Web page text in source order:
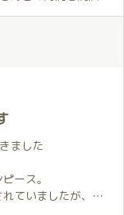
った「膝枕での耳
次第に意識がふわ
、穂香さんならで
の浴衣とドレス、
回のひとときは、
なのに新たな楽し
。
ぎて、その後は少
ず、今でもお伺い
られない本当に素
とが出来て、とて
まれ、心も体も癒さ
ないものであるこ
ました。
ました
ース。
ていましたが、と